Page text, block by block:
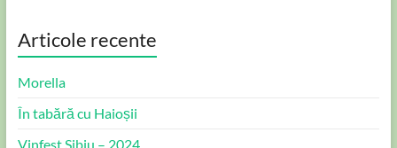
Articole recente
Morella
În tabără cu Haioșii
Vinfest Sibiu – 2024